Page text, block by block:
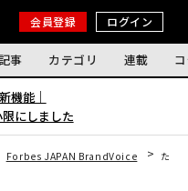
会員登録 ログイン
事 カテゴリ 連載
機能｜
にしました
Forbes JAPAN BrandVoice たっ